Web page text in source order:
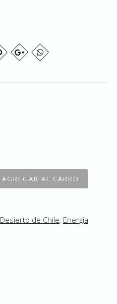
Desierto de Chile, Energia